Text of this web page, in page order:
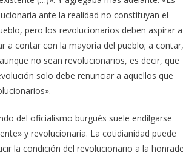
ante la realidad no constituyan el
pero los revolucionarios deben aspirar a
a contar con la mayoría del pueblo; a contar,
no sean revolucionarios, es decir, que
solo debe renunciar a aquellos que
del oficialismo burgués suele endilgarse
y revolucionaria. La cotidianidad puede
la condición del revolucionario a la